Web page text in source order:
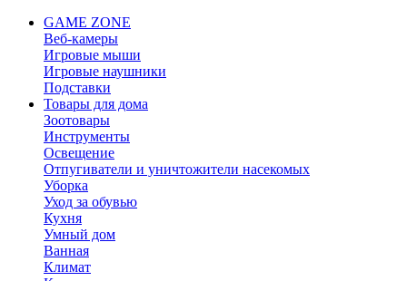
GAME ZONE
Веб-камеры
Игровые мыши
Игровые наушники
Подставки
Товары для дома
Зоотовары
Инструменты
Освещение
Отпугиватели и уничтожители насекомых
Уборка
Уход за обувью
Кухня
Умный дом
Ванная
Климат